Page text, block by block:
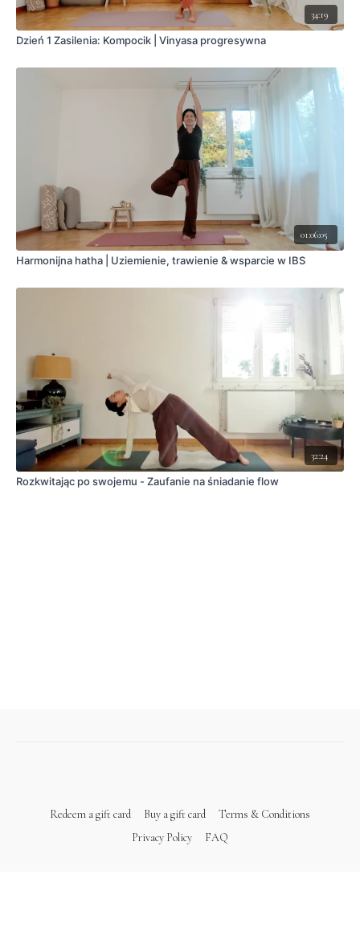
34:19
Dzień 1 Zasilenia: Kompocik | Vinyasa progresywna
01:06:05
Harmonijna hatha | Uziemienie, trawienie & wsparcie w IBS
32:24
Rozkwitając po swojemu - Zaufanie na śniadanie flow
Redeem a gift card Buy a gift card
Terms & Conditions
Privacy Policy
FAQ